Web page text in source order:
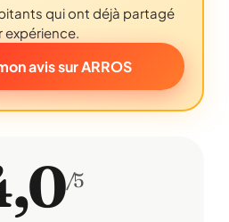
qui ont déjà partagé
expérience.
avis sur ARROS
/5